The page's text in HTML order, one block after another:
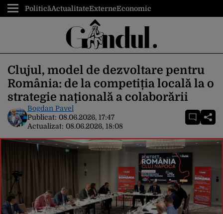
PoliticăActualitateExterneEconomic
Clujul, model de dezvoltare pentru
România: de la competiția locală la o
strategie națională a colaborării
Bogdan Pavel
Publicat: 08.06.2026, 17:47
Actualizat: 08.06.2026, 18:08